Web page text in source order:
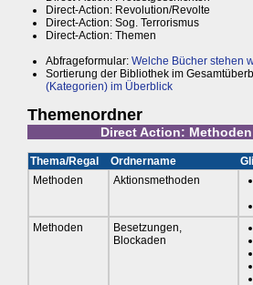
Direct-Action: Revolution/Revolte
Direct-Action: Sog. Terrorismus
Direct-Action: Themen
Abfrageformular: Welche Bücher stehen
Sortierung der Bibliothek im
(Kategorien) im Überblick
Themenordner
Direct Action:
Thema/Regal Ordnername
Methoden
Aktionsmethoden
Methoden
Besetzungen,
Blockaden